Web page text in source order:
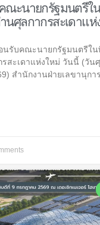
ณะนายกรัฐมนตรีใ
นศุลกากรสะเดาแห่
นรับคณะนายกรัฐมนตรีใน
สะเดาแห่งใหม่ วันนี้ (วัน
สำนักงานฝ่ายเลขานุกา